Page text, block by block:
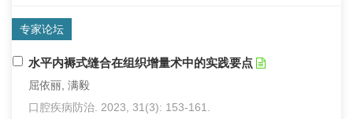
专家论坛
水平内褥式缝合在组织增量术中的实践要点
屈依丽, 满毅
口腔疾病防治. 2023, 31(3): 153-161.